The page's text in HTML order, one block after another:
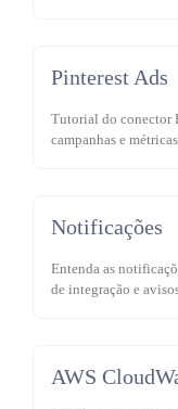
Pinterest Ads
Tutorial do conector
campanhas e
Notificações
Entenda as
de integração e
AWS